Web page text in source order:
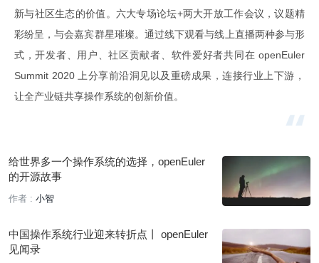
新与社区生态的价值。六大专场论坛+两大开放工作会议，议题精
彩纷呈，与会嘉宾群星璀璨。通过线下观看与线上直播两种参与形
式，开发者、用户、社区贡献者、软件爱好者共同在 openEuler
Summit 2020 上分享前沿洞见以及重磅成果，连接行业上下游，
让全产业链共享操作系统的创新价值。
给世界多一个操作系统的选择，openEuler
的开源故事
作者 : 小智
中国操作系统行业迎来转折点丨 openEuler
见闻录